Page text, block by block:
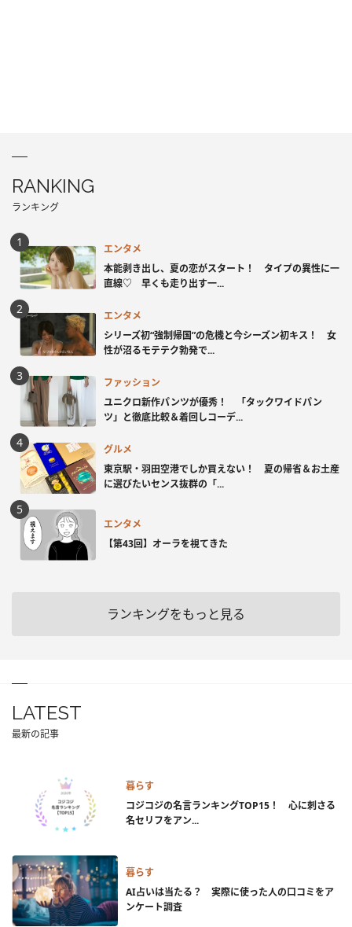
RANKING
ランキング
エンタメ
本能剥き出し、夏の恋がスタート！ タイプの異性に一
直線♡ 早くも走り出す一...
エンタメ
シリーズ初“強制帰国”の危機と今シーズン初キス！ 女
性が沼るモテテク勃発で...
ファッション
ユニクロ新作パンツが優秀！ 「タックワイドパン
ツ」と徹底比較＆着回しコーデ...
グルメ
東京駅・羽田空港でしか買えない！ 夏の帰省＆お土産
に選びたいセンス抜群の「...
エンタメ
【第43回】オーラを視てきた
ランキングをもっと見る
LATEST
最新の記事
暮らす
コジコジの名言ランキングTOP15！ 心に刺さる
名セリフをアン...
暮らす
AI占いは当たる？ 実際に使った人の口コミをア
ンケート調査